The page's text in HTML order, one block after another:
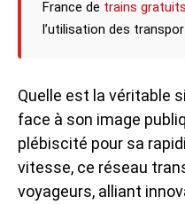
France de trains
l’utilisation des
Quelle est la véritable
face à son image
plébiscité pour sa
vitesse, ce réseau
voyageurs, alliant